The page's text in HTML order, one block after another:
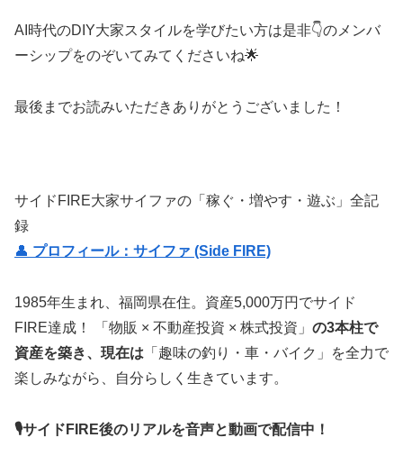
AI時代のDIY大家スタイルを学びたい方は是非👇のメンバ
ーシップをのぞいてみてくださいね🌟
最後までお読みいただきありがとうございました！
サイドFIRE大家サイファの「稼ぐ・増やす・遊ぶ」全記
録
👤 プロフィール：サイファ (Side FIRE)
1985年生まれ、福岡県在住。資産5,000万円でサイド
FIRE達成！ 「物販 × 不動産投資 × 株式投資」 の3本柱で
資産を築き、現在は 「趣味の釣り・車・バイク」を全力で
楽しみながら、自分らしく生きています。
🎙サイドFIRE後のリアルを音声と動画で配信中！